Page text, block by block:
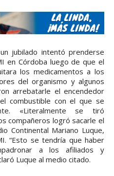
jubilado intentó prenderse
en Córdoba luego de que el
los medicamentos a los
del organismo y algunos
arrebatarle el encendedor
combustible con el que se
«Literalmente se tiró
compañeros logró sacarle el
Continental Mariano Luque,
“Esto se tendría que haber
a los afiliados y
Luque al medio citado.